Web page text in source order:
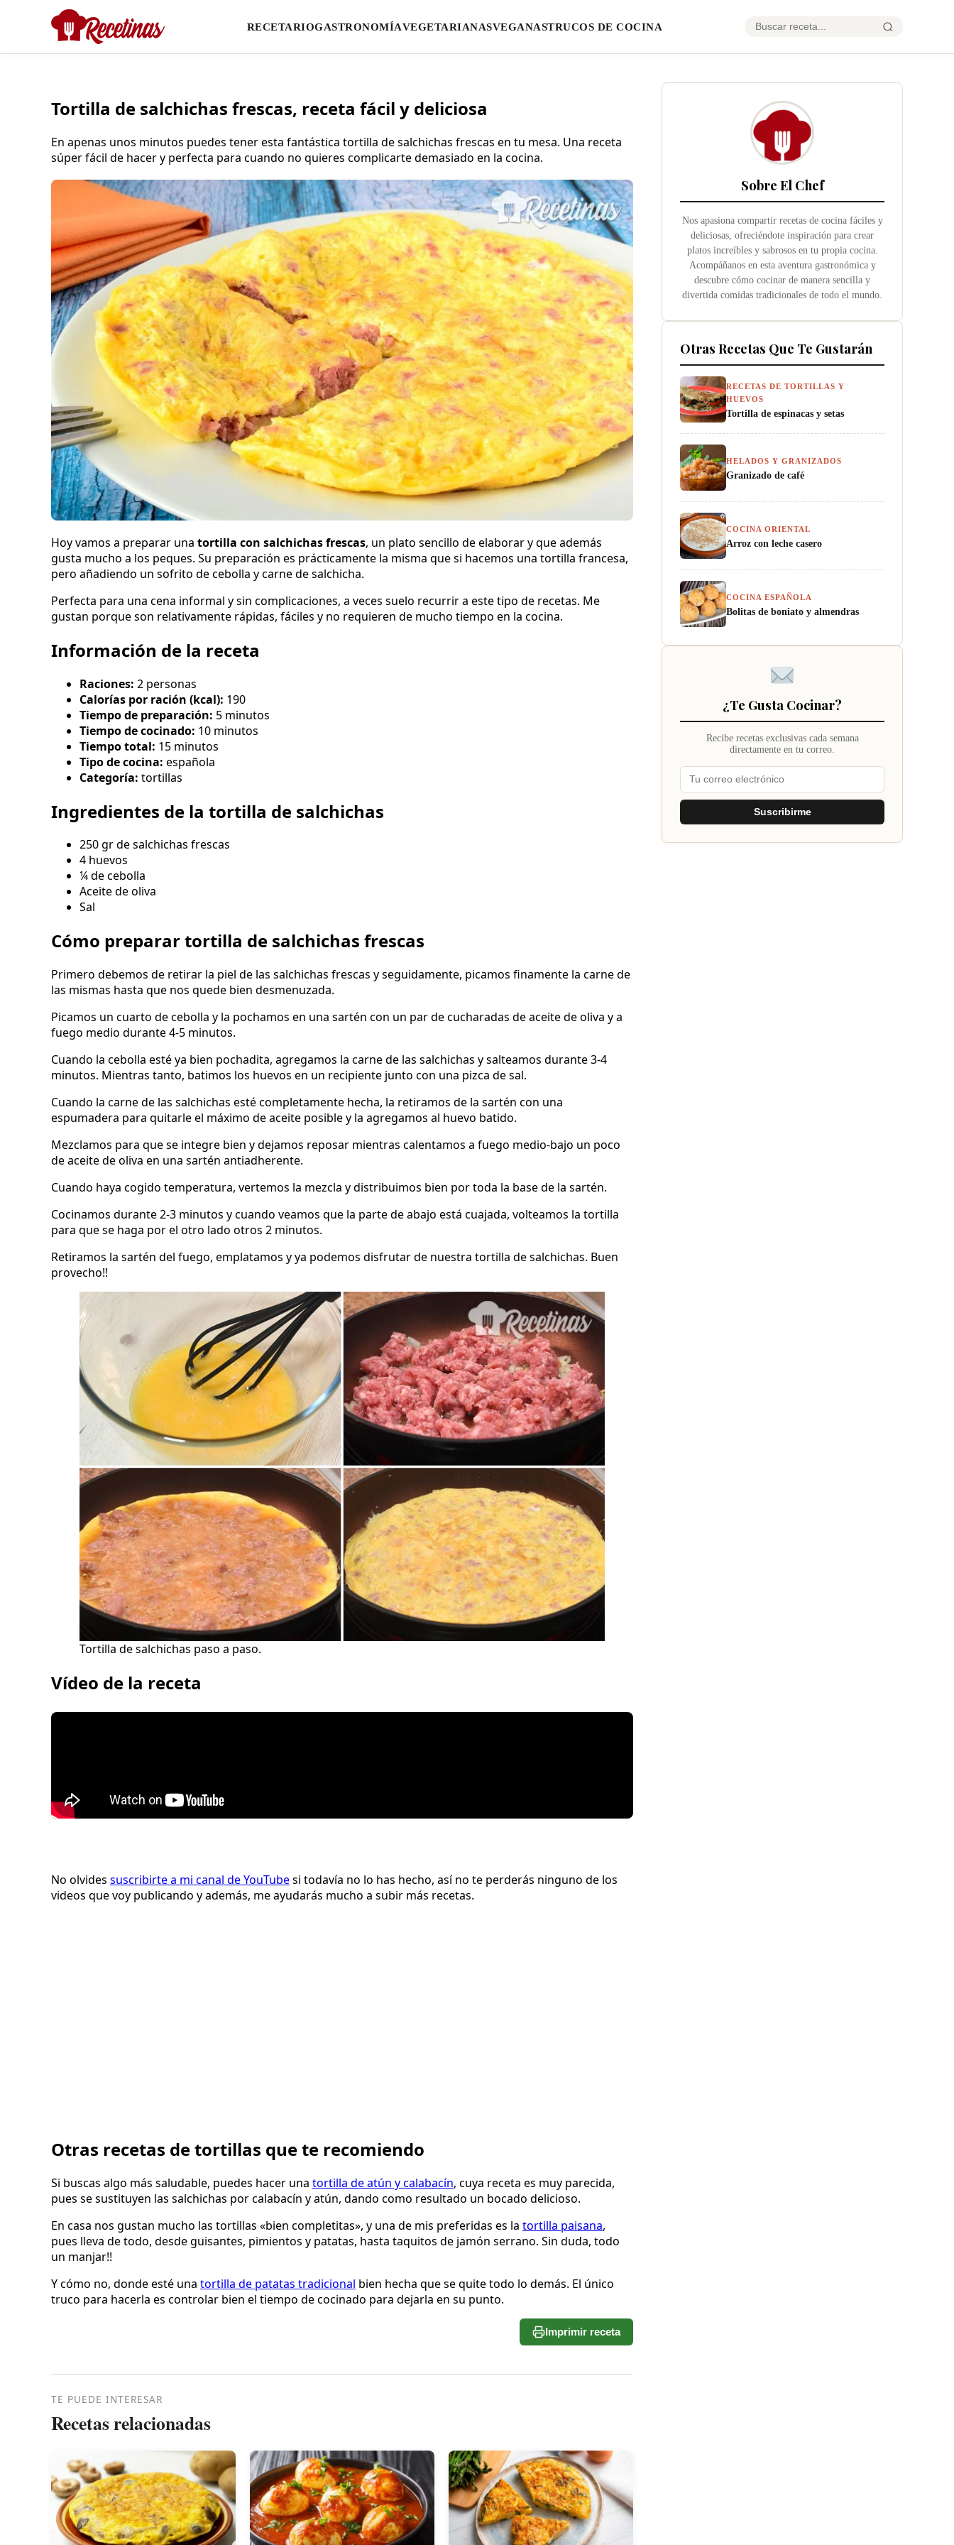
RECETARIOGASTRONOMÍAVEGETARIANASVEGANASTRUCOS DE COCINA
Tortilla de salchichas frescas, receta fácil y deliciosa
En apenas unos minutos puedes tener esta fantástica tortilla de salchichas frescas en tu mesa. Una receta
súper fácil de hacer y perfecta para cuando no quieres complicarte demasiado en la cocina.
Hoy vamos a preparar una tortilla con salchichas frescas, un plato sencillo de elaborar y que además
gusta mucho a los peques. Su preparación es prácticamente la misma que si hacemos una tortilla francesa,
pero añadiendo un sofrito de cebolla y carne de salchicha.
Perfecta para una cena informal y sin complicaciones, a veces suelo recurrir a este tipo de recetas. Me
gustan porque son relativamente rápidas, fáciles y no requieren de mucho tiempo en la cocina.
Información de la receta
Raciones: 2 personas
Calorías por ración (kcal): 190
Tiempo de preparación: 5 minutos
Tiempo de cocinado: 10 minutos
Tiempo total: 15 minutos
Tipo de cocina: española
Categoría: tortillas
Ingredientes de la tortilla de salchichas
250 gr de salchichas frescas
4 huevos
¼ de cebolla
Aceite de oliva
Sal
Cómo preparar tortilla de salchichas frescas
Primero debemos de retirar la piel de las salchichas frescas y seguidamente, picamos finamente la carne de
las mismas hasta que nos quede bien desmenuzada.
Picamos un cuarto de cebolla y la pochamos en una sartén con un par de cucharadas de aceite de oliva y a
fuego medio durante 4-5 minutos.
Cuando la cebolla esté ya bien pochadita, agregamos la carne de las salchichas y salteamos durante 3-4
minutos. Mientras tanto, batimos los huevos en un recipiente junto con una pizca de sal.
Cuando la carne de las salchichas esté completamente hecha, la retiramos de la sartén con una
espumadera para quitarle el máximo de aceite posible y la agregamos al huevo batido.
Mezclamos para que se integre bien y dejamos reposar mientras calentamos a fuego medio-bajo un poco
de aceite de oliva en una sartén antiadherente.
Cuando haya cogido temperatura, vertemos la mezcla y distribuimos bien por toda la base de la sartén.
Cocinamos durante 2-3 minutos y cuando veamos que la parte de abajo está cuajada, volteamos la tortilla
para que se haga por el otro lado otros 2 minutos.
Retiramos la sartén del fuego, emplatamos y ya podemos disfrutar de nuestra tortilla de salchichas. Buen
provecho!!
Tortilla de salchichas paso a paso.
Vídeo de la receta
No olvides suscribirte a mi canal de YouTubesi todavía no lo has hecho, así no te perderás ninguno de los
videos que voy publicando y además, me ayudarás mucho a subir más recetas.
Otras recetas de tortillas que te recomiendo
Si buscas algo más saludable, puedes hacer una tortilla de atún y calabacín, cuya receta es muy parecida,
pues se sustituyen las salchichas por calabacín y atún, dando como resultado un bocado delicioso.
En casa nos gustan mucho las tortillas «bien completitas», y una de mis preferidas es la tortilla paisana,
pues lleva de todo, desde guisantes, pimientos y patatas, hasta taquitos de jamón serrano. Sin duda, todo
un manjar!!
Y cómo no, donde esté una tortilla de patatas tradicional bien hecha que se quite todo lo demás. El único
truco para hacerla es controlar bien el tiempo de cocinado para dejarla en su punto.
Imprimir receta
TE PUEDE INTERESAR
Recetas relacionadas
Sobre El Chef
Nos apasiona compartir recetas de cocina fáciles y
deliciosas, ofreciéndote inspiración para crear
platos increíbles y sabrosos en tu propia cocina.
Acompáñanos en esta aventura gastronómica y
descubre cómo cocinar de manera sencilla y
divertida comidas tradicionales de todo el mundo.
Otras Recetas Que Te Gustarán
RECETAS DE TORTILLAS Y
HUEVOS
Tortilla de espinacas y setas
HELADOS Y GRANIZADOS
Granizado de café
COCINA ORIENTAL
Arroz con leche casero
COCINA ESPAÑOLA
Bolitas de boniato y almendras
¿Te Gusta Cocinar?
Recibe recetas exclusivas cada semana
directamente en tu correo.
Suscribirme